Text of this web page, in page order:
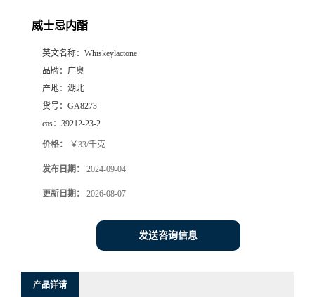
威士忌内酯
英文名称： Whiskeylactone
品牌： 广奥
产地： 湖北
货号： GA8273
cas： 39212-23-2
价格： ￥33/千克
发布日期： 2024-09-04
更新日期： 2026-08-07
发送咨询信息
产品详请